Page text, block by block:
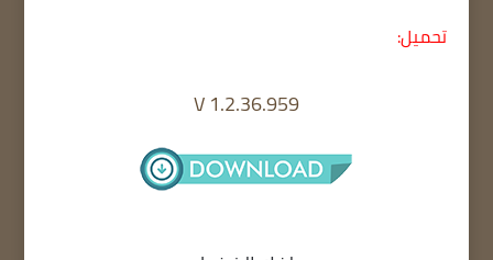
تحميل:
V 1.2.36.959